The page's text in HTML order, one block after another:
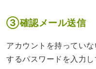
③確認メール送信
アカウントを持ってい
するパスワードを入力し